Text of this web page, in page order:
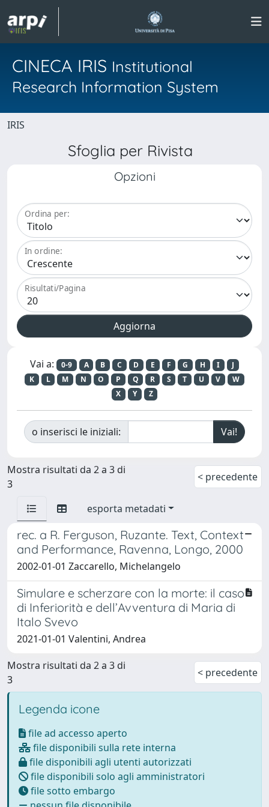
CINECA IRIS Institutional
Research Information System
IRIS
Sfoglia per Rivista
Opzioni
Ordina per:
In ordine:
Risultati/Pagina
Vai a: 0-9 A B C D E F G H I
J
K
L M N O P Q R S T U V
W
X
Y Z
o inserisci le iniziali:
Mostra risultati da 2 a 3 di
3
< precedente
esporta metadati
rec. a R. Ferguson, Ruzante. Text, Context
and Performance, Ravenna, Longo, 2000
2002-01-01 Zaccarello, Michelangelo
Simulare e scherzare con la morte: il caso
di Inferiorità e dell’Avventura di Maria di
Italo Svevo
2021-01-01 Valentini, Andrea
Mostra risultati da 2 a 3 di
3
< precedente
Legenda icone
file ad accesso aperto
file disponibili sulla rete interna
file disponibili agli utenti autorizzati
file disponibili solo agli amministratori
file sotto embargo